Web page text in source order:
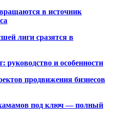
в источник
лиги сразятся в
руководство и особенности
продвижения бизнесов
хамамов под ключ — полный